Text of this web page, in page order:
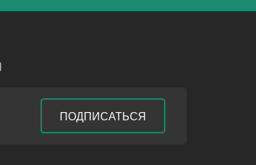
ПОДПИСАТЬСЯ